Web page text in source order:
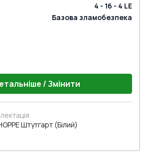
4 - 16 - 4 LE
Базова зламобезпека
/ Змінити
Штутгарт (Білий)